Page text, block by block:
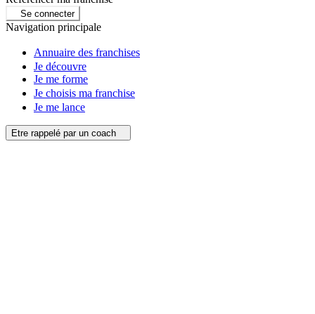
Se connecter
Navigation principale
Annuaire des franchises
Je découvre
Je me forme
Je choisis ma franchise
Je me lance
Etre rappelé par un coach